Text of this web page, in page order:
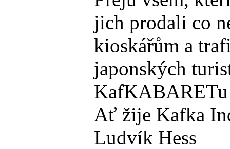
jich prodali co
kioskářům a
japonských
KafKABARETu
Ať žije Kafka
Ludvík Hess